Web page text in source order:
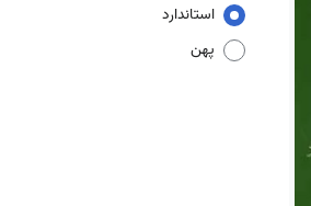
استاندارد
پهن